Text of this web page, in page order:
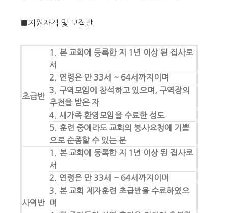
■지원자격 및 모집반
초급반
1. 본 교회에 등록한 지 1년 이상 된 집사로
서
2. 연령은 만 33세 ~ 64세까지이며
3. 구역모임에 참석하고 있으며, 구역장의
추천을 받은 자
4. 새가족 환영모임을 수료한 성도
5. 훈련 중에라도 교회의 봉사요청에 기쁨
으로 순종할 수 있는 분
사역반
1. 본 교회에 등록한 지 1년 이상 된 집사로
서
2. 연령은 만 33세 ~ 64세까지이며
3. 본 교회 제자훈련 초급반을 수료하였으
며